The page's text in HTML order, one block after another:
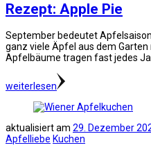
Rezept: Apple Pie
September bedeutet
ganz viele Äpfel aus dem
Apfelbäume tragen fast jedes
weiterlesen
aktualisiert am 29. Dezember
Apfelliebe Kuchen